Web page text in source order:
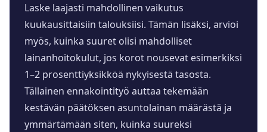
Laske laajasti mahdollinen vaikutus
kuukausittaisiin talouksiisi. Tämän lisäksi, arvioi
myös, kuinka suuret olisi mahdolliset
lainanhoitokulut, jos korot nousevat esimerkiksi
1–2 prosenttiyksikköä nykyisestä tasosta.
Tällainen ennakointityö auttaa tekemään
kestävän päätöksen asuntolainan määrästä ja
ymmärtämään siten, kuinka suureksi